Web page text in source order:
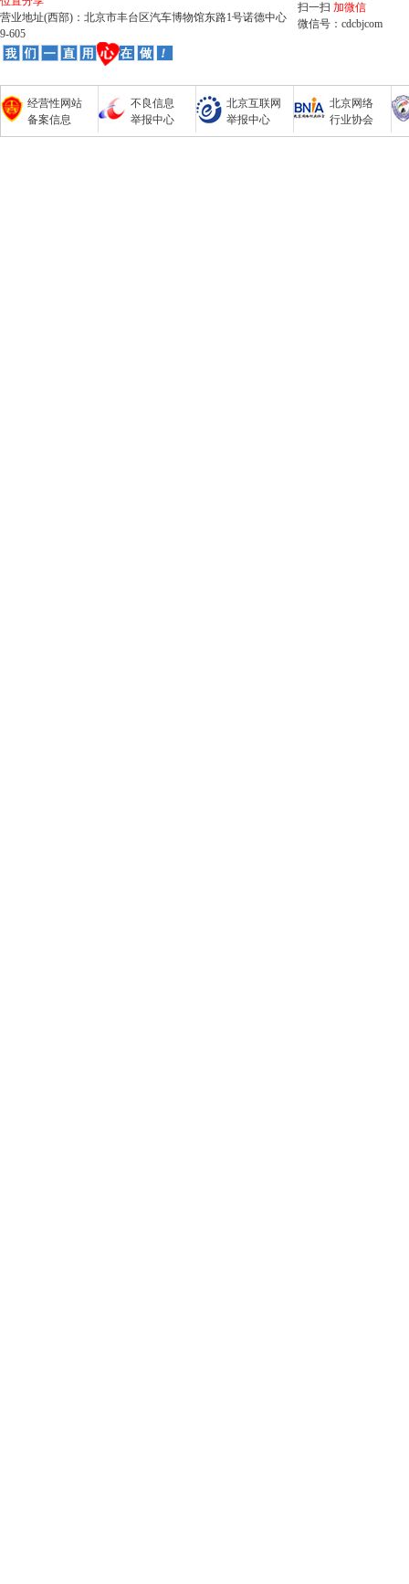
营业地址(西部)：北京市丰台区汽车博物馆东路1号诺德中心
9-605
扫一扫 加微信
微信号：cdcbjcom
经营性网站
备案信息
不良信息
举报中心
北京互联网
举报中心
北京网络
行业协会